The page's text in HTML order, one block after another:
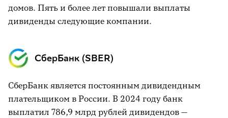
домов. Пять и более лет повышали выплаты
дивиденды следующие компании.
СберБанк (SBER)
СберБанк является постоянным дивидендным
плательщиком в России. В 2024 году банк
выплатил 786,9 млрд рублей дивидендов —